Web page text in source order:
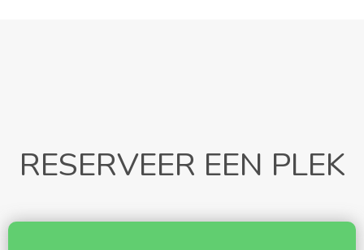
RESERVEER EEN PLEK